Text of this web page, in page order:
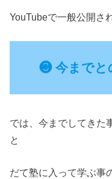
YouTubeで一般公開さ
❸ 今までと
では、今までしてきた
と
だて塾に入って学ぶ事